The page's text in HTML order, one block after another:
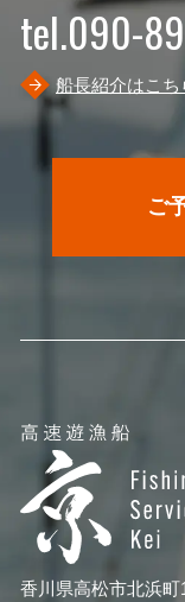
tel.090-
船長紹介はこち
ご
香川県高松市北浜